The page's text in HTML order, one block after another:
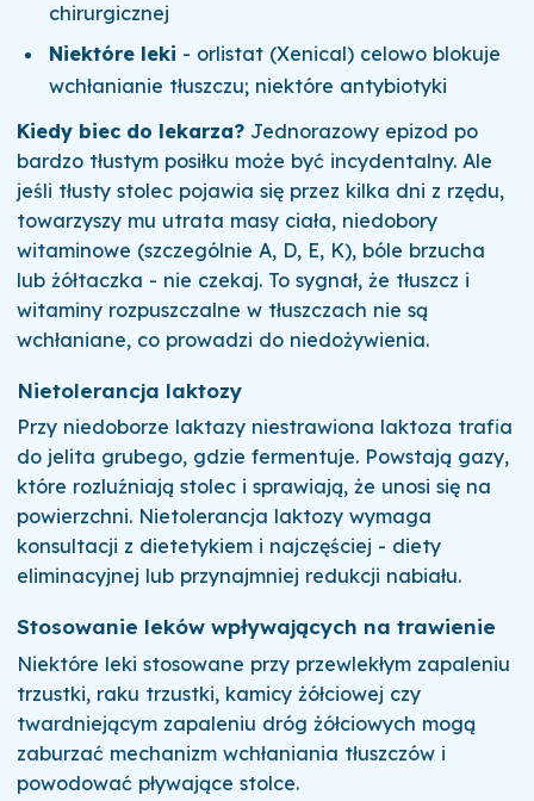
chirurgicznej
Niektóre leki - orlistat (Xenical) celowo blokuje
wchłanianie tłuszczu; niektóre antybiotyki
Kiedy biec do lekarza?Jednorazowy epizod po
bardzo tłustym posiłku może być incydentalny. Ale
jeśli tłusty stolec pojawia się przez kilka dni z rzędu,
towarzyszy mu utrata masy ciała, niedobory
witaminowe (szczególnie A, D, E, K), bóle brzucha
lub żółtaczka - nie czekaj. To sygnał, że tłuszcz i
witaminy rozpuszczalne w tłuszczach nie są
wchłaniane, co prowadzi do niedożywienia.
Nietolerancja laktozy
Przy niedoborze laktazy niestrawiona laktoza trafia
do jelita grubego, gdzie fermentuje. Powstają gazy,
które rozluźniają stolec i sprawiają, że unosi się na
powierzchni. Nietolerancja laktozy wymaga
konsultacji z dietetykiem i najczęściej - diety
eliminacyjnej lub przynajmniej redukcji nabiału.
Stosowanie leków wpływających na trawienie
Niektóre leki stosowane przy przewlekłym zapaleniu
trzustki, raku trzustki, kamicy żółciowej czy
twardniejącym zapaleniu dróg żółciowych mogą
zaburzać mechanizm wchłaniania tłuszczów i
powodować pływające stolce.